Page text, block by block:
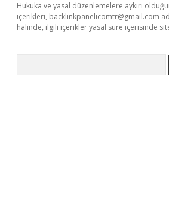
Hukuka ve yasal düzenlemelere aykırı
içerikleri, backlinkpanelicomtr@gmail.com
halinde, ilgili içerikler yasal süre içerisinde